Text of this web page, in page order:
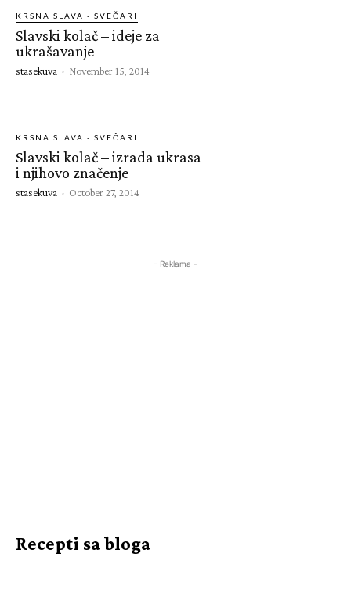
KRSNA SLAVA - SVEČARI
Slavski kolač – ideje za
ukrašavanje
stasekuva - November 15, 2014
KRSNA SLAVA - SVEČARI
Slavski kolač – izrada ukrasa
i njihovo značenje
stasekuva - October 27, 2014
- Reklama -
Recepti sa bloga